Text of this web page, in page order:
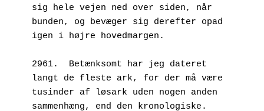
sig hele vejen ned over siden, når
bunden, og bevæger sig derefter opad
igen i højre hovedmargen.
2961.  Betænksomt har jeg dateret
langt de fleste ark, for der må være
tusinder af løsark uden nogen anden
sammenhæng, end den kronologiske.